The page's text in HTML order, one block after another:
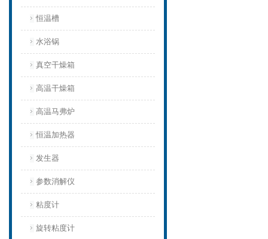
恒温槽
水浴锅
真空干燥箱
高温干燥箱
高温马弗炉
恒温加热器
发生器
参数消解仪
粘度计
旋转粘度计